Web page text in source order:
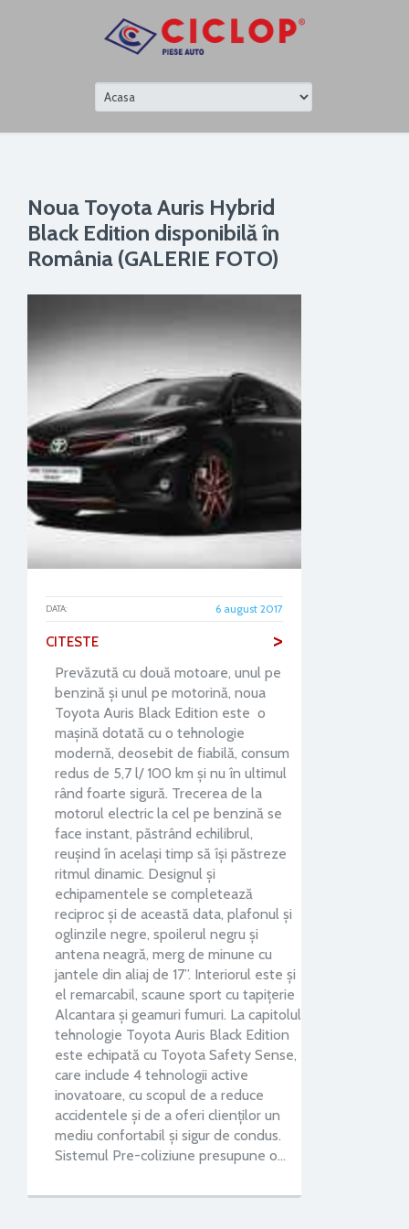
Noua Toyota Auris Hybrid
Black Edition disponibilă în
România (GALERIE FOTO)
DATA: 6 august 2017
CITESTE >
Prevăzută cu două motoare, unul pe
benzină și unul pe motorină, noua
Toyota Auris Black Edition este o
mașină dotată cu o tehnologie
modernă, deosebit de fiabilă, consum
redus de 5,7 l/ 100 km și nu în ultimul
rând foarte sigură. Trecerea de la
motorul electric la cel pe benzină se
face instant, păstrând echilibrul,
reușind în același timp să își păstreze
ritmul dinamic. Designul și
echipamentele se completează
reciproc și de această data, plafonul și
oglinzile negre, spoilerul negru și
antena neagră, merg de minune cu
jantele din aliaj de 17”. Interiorul este și
el remarcabil, scaune sport cu tapițerie
Alcantara și geamuri fumuri. La capitolul
tehnologie Toyota Auris Black Edition
este echipată cu Toyota Safety Sense,
care include 4 tehnologii active
inovatoare, cu scopul de a reduce
accidentele și de a oferi clienților un
mediu confortabil și sigur de condus.
Sistemul Pre-coliziune presupune o…